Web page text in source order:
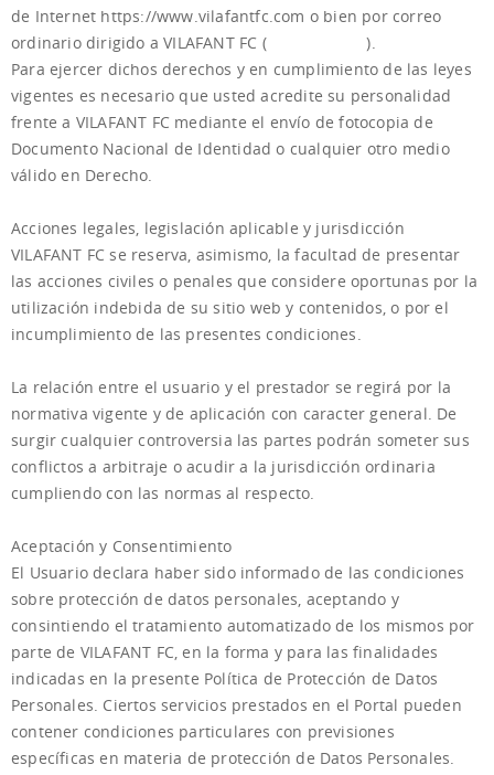
de Internet https://www.vilafantfc.com o bien por correo
ordinario dirigido a VILAFANT FC (Ver direccion).
Para ejercer dichos derechos y en cumplimiento de las leyes
vigentes es necesario que usted acredite su personalidad
frente a VILAFANT FC mediante el envío de fotocopia de
Documento Nacional de Identidad o cualquier otro medio
válido en Derecho.
Acciones legales, legislación aplicable y jurisdicción
VILAFANT FC se reserva, asimismo, la facultad de presentar
las acciones civiles o penales que considere oportunas por la
utilización indebida de su sitio web y contenidos, o por el
incumplimiento de las presentes condiciones.
La relación entre el usuario y el prestador se regirá por la
normativa vigente y de aplicación con caracter general. De
surgir cualquier controversia las partes podrán someter sus
conflictos a arbitraje o acudir a la jurisdicción ordinaria
cumpliendo con las normas al respecto.
Aceptación y Consentimiento
El Usuario declara haber sido informado de las condiciones
sobre protección de datos personales, aceptando y
consintiendo el tratamiento automatizado de los mismos por
parte de VILAFANT FC, en la forma y para las finalidades
indicadas en la presente Política de Protección de Datos
Personales. Ciertos servicios prestados en el Portal pueden
contener condiciones particulares con previsiones
específicas en materia de protección de Datos Personales.